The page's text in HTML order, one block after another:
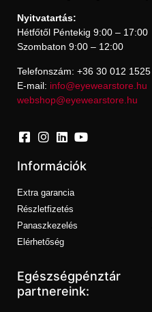
Nyitvatartás:
Hétfőtől Péntekig 9:00 – 17:00
Szombaton 9:00 – 12:00
Telefonszám: +36 30 012 1525
E-mail: info@eyewearstore.hu
webshop@eyewearstore.hu
Információk
Extra garancia
Részletfizetés
Panaszkezelés
Elérhetőség
Egészségpénztár
partnereink: